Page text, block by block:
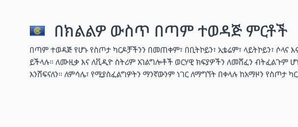
በክልልዎ ውስጥ በጣም ተወዳጅ ምርቶች
በጣም ተወዳጅ የሆኑ የስጦታ ካርዶቻችንን በመጠቀም፣ በቢትኮይን፣ ኢቴሬም፣ ላይትኮይን፣ ሶላና
ይችላሉ። ለሙዚቃ እና ለቪዲዮ ስትሪም አገልግሎቶች ወርሃዊ ክፍያዎችን ለመሸፈን ብትፈልጉም
እንሸፍናለን። ለምሳሌ፣ የሚያስፈልግዎትን ማንኛውንም ነገር ለማግኘት በቀላሉ ከአማዞን የስጦታ